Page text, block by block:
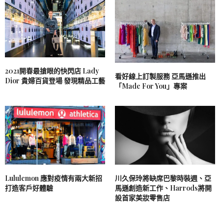
2021開春最搶眼的快閃店 Lady
Dior 貴婦百貨登場 發現精品工藝
看好線上訂製服務 亞馬遜推出
「Made For You」專案
Lululemon 應對疫情有兩大新招
打造客戶好體驗
川久保玲將缺席巴黎時裝週、亞
馬遜創造新工作、Harrods將開
設首家美妝零售店